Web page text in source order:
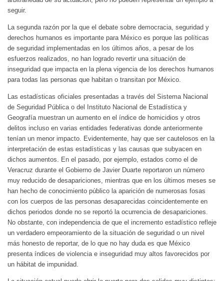
seguir.
La segunda razón por la que el debate sobre democracia, seguridad y
derechos humanos es importante para México es porque las políticas
de seguridad implementadas en los últimos años, a pesar de los
esfuerzos realizados, no han logrado revertir una situación de
inseguridad que impacta en la plena vigencia de los derechos humanos
para todas las personas que habitan o transitan por México.
Las estadísticas oficiales presentadas a través del Sistema Nacional
de Seguridad Pública o del Instituto Nacional de Estadística y
Geografía muestran un aumento en el índice de homicidios y otros
delitos incluso en varias entidades federativas donde anteriormente
tenían un menor impacto. Evidentemente, hay que ser cautelosos en la
interpretación de estas estadísticas y las causas que subyacen en
dichos aumentos. En el pasado, por ejemplo, estados como el de
Veracruz durante el Gobierno de Javier Duarte reportaron un número
muy reducido de desapariciones, mientras que en los últimos meses se
han hecho de conocimiento público la aparición de numerosas fosas
con los cuerpos de las personas desaparecidas coincidentemente en
dichos periodos donde no se reportó la ocurrencia de desapariciones.
No obstante, con independencia de que el incremento estadístico refleje
un verdadero empeoramiento de la situación de seguridad o un nivel
más honesto de reportar, de lo que no hay duda es que México
presenta índices de violencia e inseguridad muy altos favorecidos por
un hábitat de impunidad.